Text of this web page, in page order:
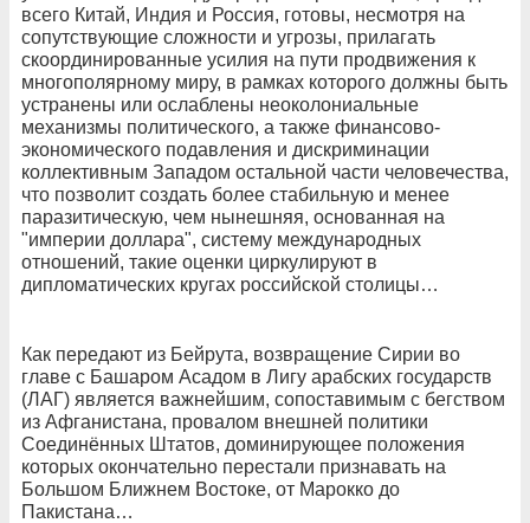
всего Китай, Индия и Россия, готовы, несмотря на
сопутствующие сложности и угрозы, прилагать
скоординированные усилия на пути продвижения к
многополярному миру, в рамках которого должны быть
устранены или ослаблены неоколониальные
механизмы политического, а также финансово-
экономического подавления и дискриминации
коллективным Западом остальной части человечества,
что позволит создать более стабильную и менее
паразитическую, чем нынешняя, основанная на
"империи доллара", систему международных
отношений, такие оценки циркулируют в
дипломатических кругах российской столицы…
Как передают из Бейрута, возвращение Сирии во
главе с Башаром Асадом в Лигу арабских государств
(ЛАГ) является важнейшим, сопоставимым с бегством
из Афганистана, провалом внешней политики
Соединённых Штатов, доминирующее положения
которых окончательно перестали признавать на
Большом Ближнем Востоке, от Марокко до
Пакистана…